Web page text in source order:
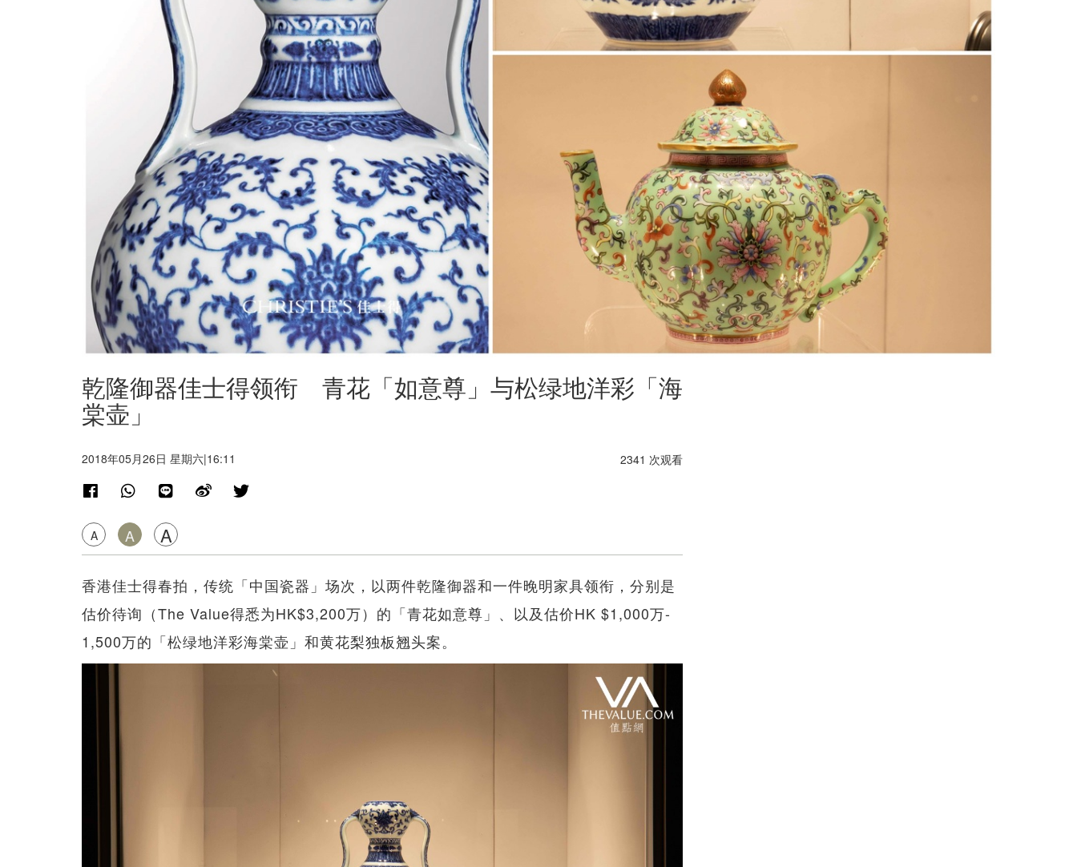
乾隆御器佳士得领衔 青花「如意尊」与松绿地洋彩「海
棠壶」
2018年05月26日 星期六|16:11
A A A
2341 次观看
香港佳士得春拍，传统「中国瓷器」场次，以两件乾隆御器和一件晚明家具领衔，分别是
估价待询（The Value得悉为HK$3,200万）的「青花如意尊」、以及估价HK $1,000万-
1,500万的「松绿地洋彩海棠壶」和黄花梨独板翘头案。